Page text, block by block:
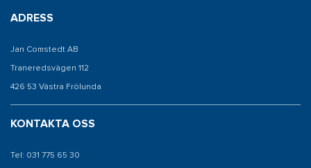
ADRESS
Jan Comstedt AB
Traneredsvägen 112
426 53 Västra Frölunda
KONTAKTA OSS
Tel: 031 775 65 30